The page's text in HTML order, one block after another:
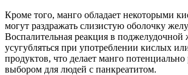
Кроме того, манго обладает некоторыми
могут раздражать слизистую оболочку
Воспалительная реакция в поджелудочной
усугубляться при употреблении кислых
продуктов, что делает манго
выбором для людей с панкреатитом.